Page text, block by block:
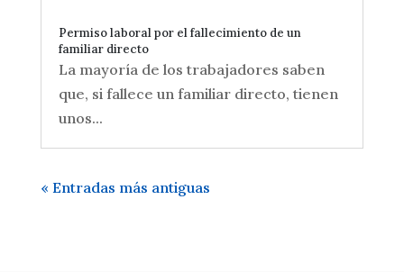
Permiso laboral por el fallecimiento de un
familiar directo
La mayoría de los trabajadores saben
que, si fallece un familiar directo, tienen
unos...
« Entradas más antiguas